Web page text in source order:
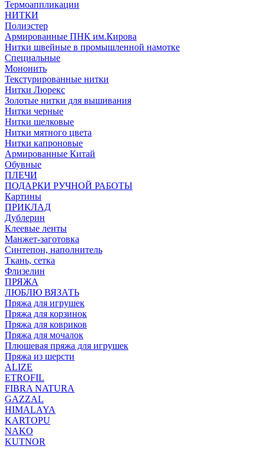
Термоаппликации
НИТКИ
Полиэстер
Армированные ПНК им.Кирова
Нитки швейные в промышленной намотке
Специальные
Мононить
Текстурированные нитки
Нитки Люрекс
Золотые нитки для вышивания
Нитки черные
Нитки шелковые
Нитки мятного цвета
Нитки капроновые
Армированные Китай
Обувные
ПЛЕЧИ
ПОДАРКИ РУЧНОЙ РАБОТЫ
Картины
ПРИКЛАД
Дублерин
Клеевые ленты
Манжет-заготовка
Синтепон, наполнитель
Ткань, сетка
Флизелин
ПРЯЖА
ЛЮБЛЮ ВЯЗАТЬ
Пряжа для игрушек
Пряжа для корзинок
Пряжа для ковриков
Пряжа для мочалок
Плюшевая пряжа для игрушек
Пряжа из шерсти
ALIZE
ETROFIL
FIBRA NATURA
GAZZAL
HIMALAYA
KARTOPU
NAKO
KUTNOR